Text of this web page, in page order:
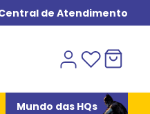
de Atendimento
Mundo das HQs